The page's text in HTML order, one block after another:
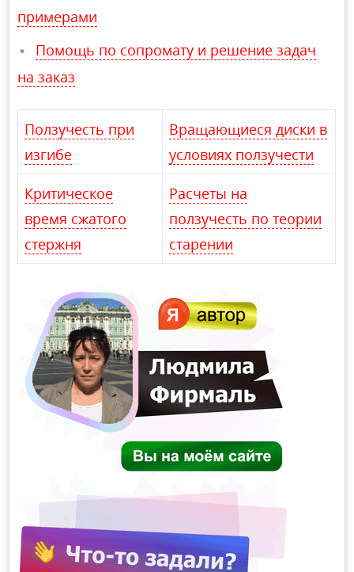
примерами
Помощь по сопромату и решение задач
на заказ
Ползучесть при
изгибе
Вращающиеся диски в
условиях ползучести
Критическое
время сжатого
стержня
Расчеты на
ползучесть по теории
старении